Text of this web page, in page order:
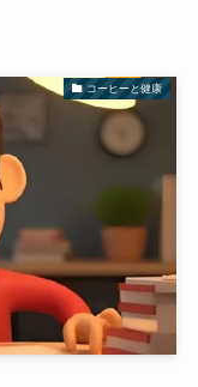
コーヒーと健康